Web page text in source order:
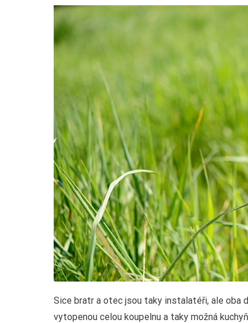
Sice bratr a otec jsou taky instalatéři, ale oba
vytopenou celou koupelnu a taky možná